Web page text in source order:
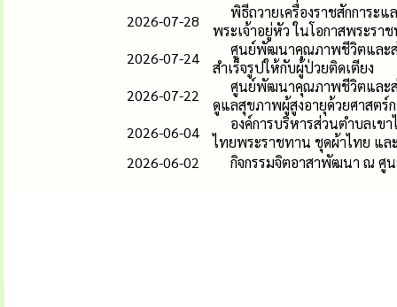
2026-07-28
พิธีถวายเครื่องราชสักการะ
พระเจ้าอยู่หัว ในโอกาสพระร
2026-07-24
ศูนย์พัฒนาคุณภาพชีวิตและส่
สำเร็จรูปให้กับผู้ป่วยติดเตียง
2026-07-22
ศูนย์พัฒนาคุณภาพชีวิตและส่ง
ดูแลสุขภาพผู้สูงอายุด้วยศาสต
2026-06-04
องค์การบริหารส่วนตำบลเ
ไทยพระราชทาน ชุดผ้าไทย แ
2026-06-02
กิจกรรมจิตอาสาพัฒนา ณ ศูน